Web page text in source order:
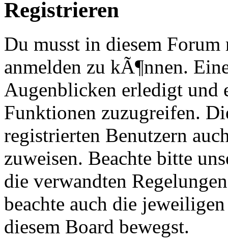
Registrieren
Du musst in diesem
anmelden zu kÃ¶nnen.
Augenblicken erledigt und
Funktionen zuzugreifen.
registrierten Benutzern
zuweisen. Beachte bitte
die verwandten
beachte auch die
diesem Board bewegst.